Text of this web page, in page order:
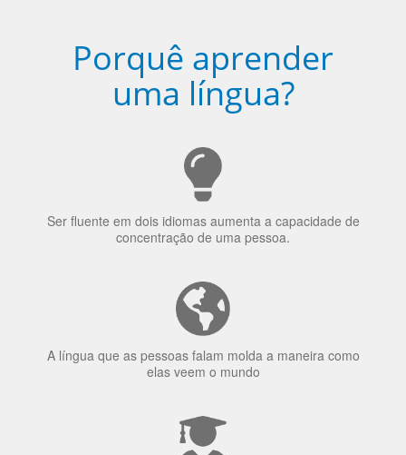
Porquê aprender
uma língua?
concentração de uma pessoa.
elas veem o mundo